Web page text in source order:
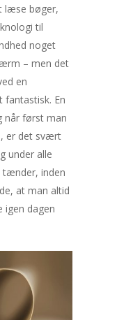
læse bøger,
til
noget
– men det
en
En
når først man
er det svært
under alle
inden
at man altid
dagen